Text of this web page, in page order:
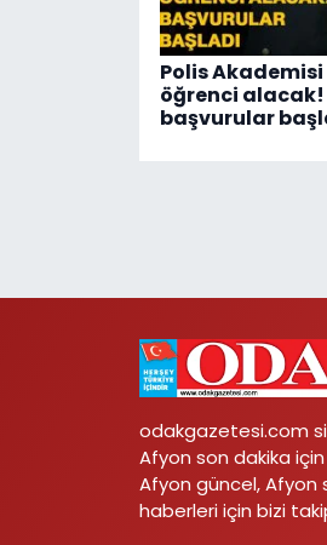
Polis Akademisi
öğrenci alacak!
başvurular
odakgazetesi.com
Afyon son dakika
Afyon güncel, Afyon
haberleri için bizi